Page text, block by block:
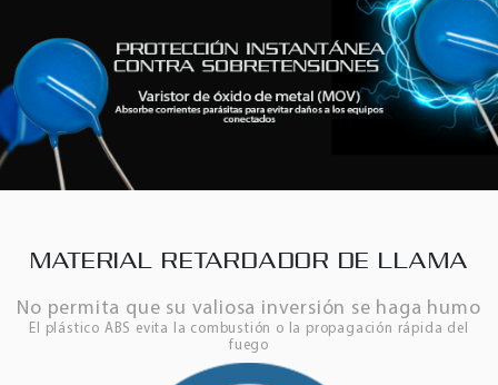
MATERIAL RETARDADOR DE LLAMA
No permita que su valiosa inversión se haga humo
El plástico ABS evita la combustión o la propagación rápida del
fuego